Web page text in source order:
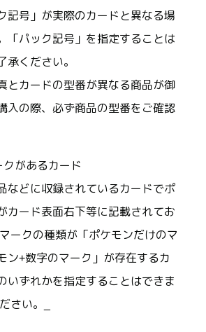
記号」が実際のカードと異なる場
「パック記号」を指定することは
承ください。
とカードの型番が異なる商品が御
入の際、必ず商品の型番をご確認
があるカード
などに収録されているカードでポ
カード表面右下等に記載されてお
ークの種類が「ポケモンだけのマ
ン+数字のマーク」が存在するカ
いずれかを指定することはできま
さい。_